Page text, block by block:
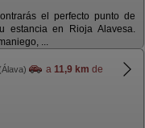
el perfecto punto de
estancia en Rioja Alavesa.
...
a 11,9 km de